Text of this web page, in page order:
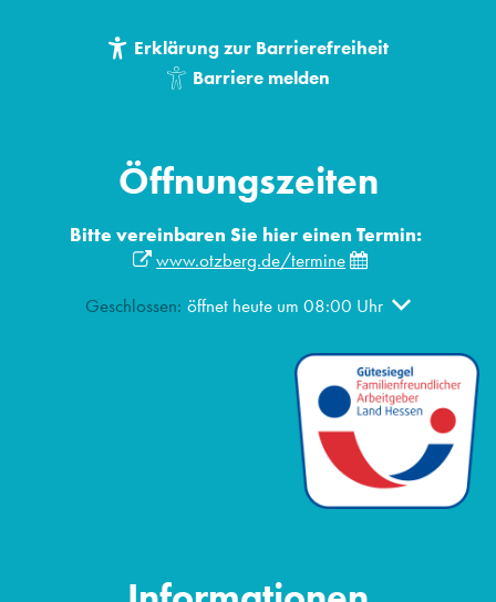
Erklärung zur Barrierefreiheit
Barriere melden
Öffnungszeiten
Bitte vereinbaren Sie hier einen Termin:
www.otzberg.de/termine
Klicken, um weitere Öffnungs- oder Schließzeiten
Geschlossen: öffnet heute um 08:00 Uhr